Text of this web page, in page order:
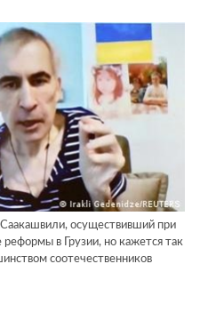
осуществивший при
в Грузии, но кажется так
соотечественников